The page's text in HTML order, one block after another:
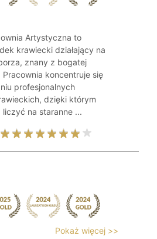
Artystyczna to
krawiecki działający na
znany z bogatej
Pracownia koncentruje się
profesjonalnych
dzięki którym
liczyć na staranne ...
Pokaż więcej >>